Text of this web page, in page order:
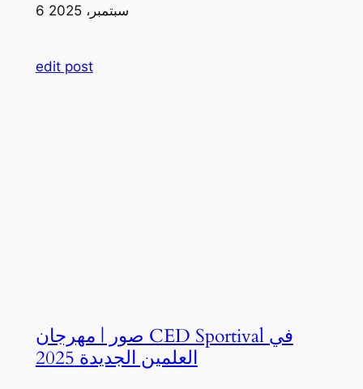
6 سبتمبر، 2025
edit post
صور | مهرجان CED Sportival في
العلمين الجديدة 2025